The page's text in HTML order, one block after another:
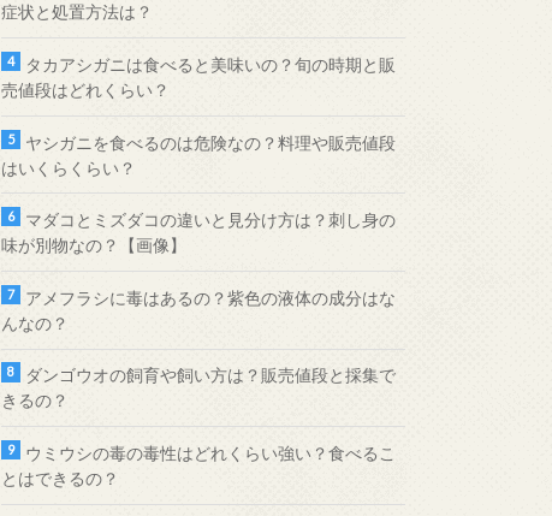
症状と処置方法は？
タカアシガニは食べると美味いの？旬の時期と販
売値段はどれくらい？
ヤシガニを食べるのは危険なの？料理や販売値段
はいくらくらい？
マダコとミズダコの違いと見分け方は？刺し身の
味が別物なの？【画像】
アメフラシに毒はあるの？紫色の液体の成分はな
んなの？
ダンゴウオの飼育や飼い方は？販売値段と採集で
きるの？
ウミウシの毒の毒性はどれくらい強い？食べるこ
とはできるの？